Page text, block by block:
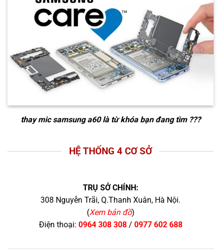
thay mic samsung a60là từ khóa bạn đang tìm ???
HỆ THỐNG 4 CƠ SỞ
TRỤ SỞ CHÍNH:
308 Nguyễn Trãi, Q.Thanh Xuân, Hà Nội.
(Xem bản đồ)
Điện thoại: 0964 308 308/ 0977 602 688